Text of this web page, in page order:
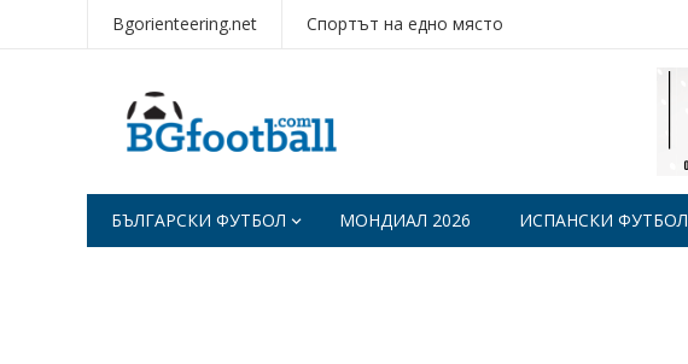
Bgorienteering.net Спортът на едно място
БЪЛГАРСКИ ФУТБОЛ МОНДИАЛ 2026 ИСПАНСКИ ФУТБОЛ